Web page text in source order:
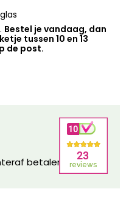
Bestel je vandaag, dan
tussen 10 en 13
de post.
betalen mogelijk!